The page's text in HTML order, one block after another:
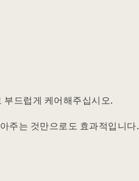
부드럽게 케어해주십시오.
주는 것만으로도 효과적입니다.